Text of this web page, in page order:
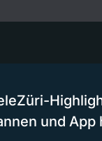
und App